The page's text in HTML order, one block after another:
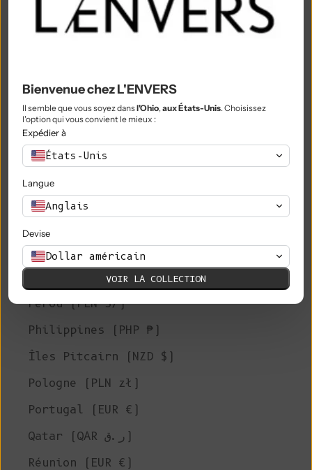
Nigeria (NGN ₦)
Niue (NZD $)
Macédoine du Nord (MKD ден)
Norvège (EUR €)
Oman (EUR €)
Pakistan (PKR ₨)
Territoires palestiniens (ILS ₪)
Papouasie-Nouvelle-Guinée (PGK K)
Paraguay (PYG ₲)
Pérou (PEN S/)
Philippines (PHP ₱)
Îles Pitcairn (NZD $)
Pologne (PLN zł)
Portugal (EUR €)
Qatar (QAR ر.ق)
Réunion (EUR €)
Bienvenue chez L'ENVERS
Il semble que vous soyez dansl'Ohio, aux États-Unis. Choisissez
l'option qui vous convient le mieux :
Expédier à
États-Unis
Langue
Anglais
Devise
Dollar américain
VOIR LA COLLECTION